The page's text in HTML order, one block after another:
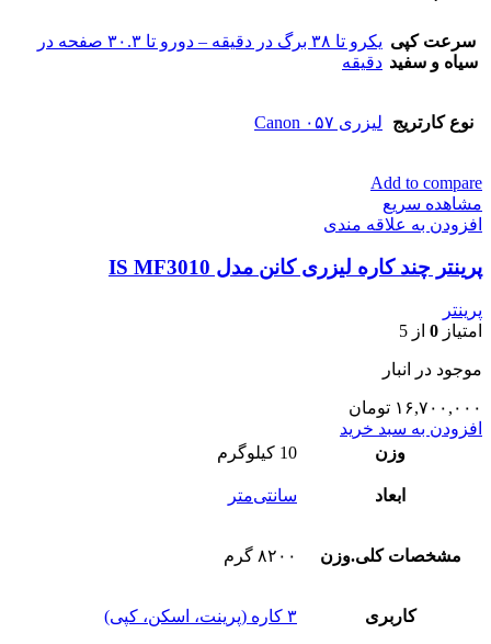
سرعت کپی
سیاه و سفید
یکرو تا ۳۸ برگ در دقیقه – دورو تا ۳۰.۳ صفحه در
دقیقه
نوع کارتریج لیزری Canon ۰۵۷
Add to compare
مشاهده سریع
افزودن به علاقه مندی
پرینتر چند کاره لیزری کانن مدل IS MF3010
پرینتر
امتیاز 0 از 5
موجود در انبار
۱۶,۷۰۰,۰۰۰ تومان
افزودن به سبد خرید
وزن
10 کیلوگرم
ابعاد سانتی‌متر
مشخصات کلی.وزن ۸۲۰۰ گرم
کاربری ۳ کاره (پرینت، اسکن، کپی)